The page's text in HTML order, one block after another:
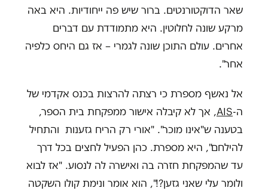
שאר הדוקטורנטים. ברור שיש פה ייחודיות. היא באה
מרקע שונה לחלוטין. היא מתמודדת עם דברים
אחרים. עולם התוכן שונה לגמרי – אז גם היחס כלפיה
אחר".
אל נאשף מספרת כי רצתה להרצות בכנס אקדמי של
ה-AIS, אך לא קיבלה אישור ממפקחת בית הספר,
בטענה ש"אינו מוכר". "אורי רק הריח גזענות והתחיל
להילחם", היא מספרת. כהן הפעיל לחצים בכל דרך
עד שהמפקחת חזרה בה ואישרה לה לנסוע. "אז לבוא
ולומר עלי שאני גזען?!", הוא אומר ונימת קולו השקטה